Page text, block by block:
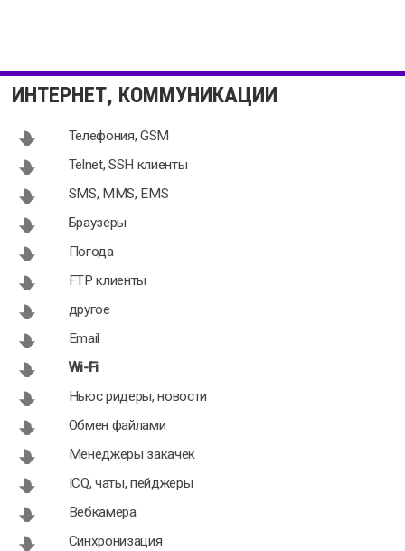
Hotspots 1.2
для Android
Switcher 2.3
для Android
Shuttle FTP
для Android
ИНТЕРНЕТ, КОММУНИКАЦИИ
Телефония, GSM
Telnet, SSH клиенты
SMS, MMS, EMS
Браузеры
Погода
FTP клиенты
другое
Email
Wi-Fi
Ньюс ридеры, новости
Обмен файлами
Менеджеры закачек
ICQ, чаты, пейджеры
Вебкамера
Синхронизация